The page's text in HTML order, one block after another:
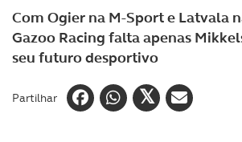
Com Ogier na M-Sport e Latvala
Gazoo Racing falta apenas
seu futuro desportivo
Partilhar